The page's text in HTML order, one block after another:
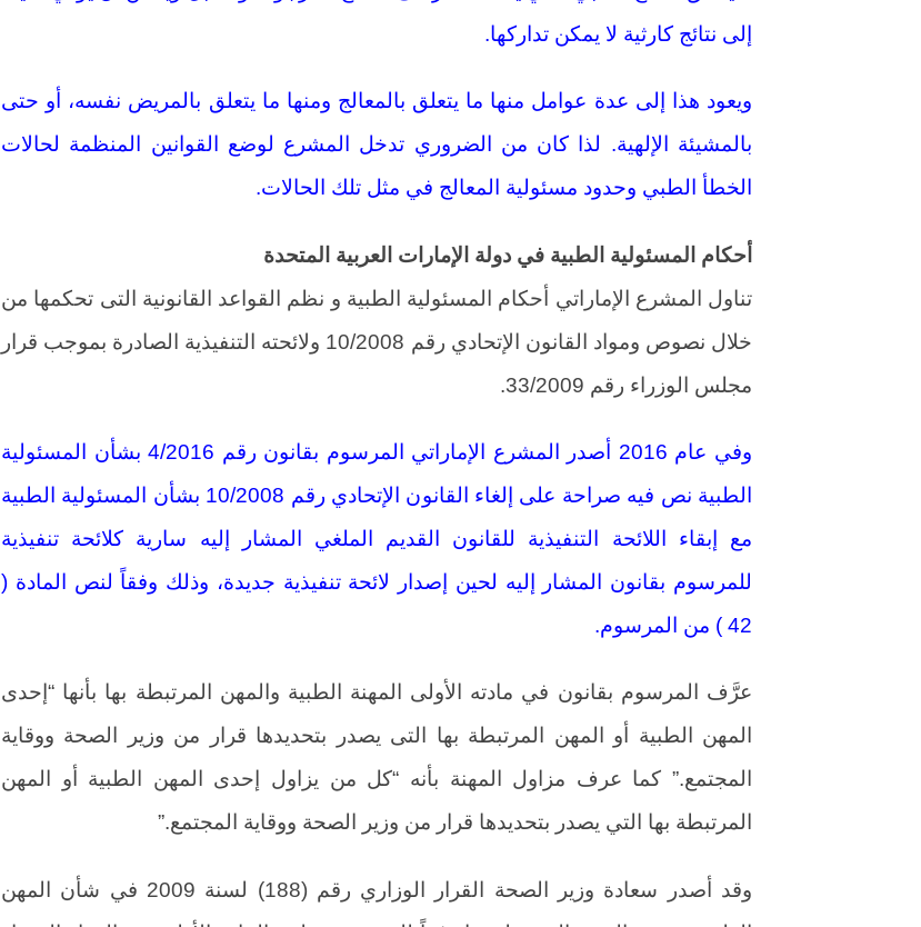
إلى نتائج كارثية لا يمكن تداركها.
ويعود هذا إلى عدة عوامل منها ما يتعلق بالمعالج ومنها ما يتعلق بالمريض نفسه، أو حتى
بالمشيئة الإلهية. لذا كان من الضروري تدخل المشرع لوضع القوانين المنظمة لحالات
الخطأ الطبي وحدود مسئولية المعالج في مثل تلك الحالات.
أحكام المسئولية الطبية في دولة الإمارات العربية المتحدة
تناول المشرع الإماراتي أحكام المسئولية الطبية و نظم القواعد القانونية التى تحكمها من
خلال نصوص ومواد القانون الإتحادي رقم 10/2008 ولائحته التنفيذية الصادرة بموجب قرار
مجلس الوزراء رقم 33/2009.
وفي عام 2016 أصدر المشرع الإماراتي المرسوم بقانون رقم 4/2016 بشأن المسئولية
الطبية نص فيه صراحة على إلغاء القانون الإتحادي رقم 10/2008 بشأن المسئولية الطبية
مع إبقاء اللائحة التنفيذية للقانون القديم الملغي المشار إليه سارية كلائحة تنفيذية
للمرسوم بقانون المشار إليه لحين إصدار لائحة تنفيذية جديدة، وذلك وفقاً لنص المادة (
42 ) من المرسوم.
عرَّف المرسوم بقانون في مادته الأولى المهنة الطبية والمهن المرتبطة بها بأنها “إحدى
المهن الطبية أو المهن المرتبطة بها التى يصدر بتحديدها قرار من وزير الصحة ووقاية
المجتمع.” كما عرف مزاول المهنة بأنه “كل من يزاول إحدى المهن الطبية أو المهن
المرتبطة بها التي يصدر بتحديدها قرار من وزير الصحة ووقاية المجتمع.”
وقد أصدر سعادة وزير الصحة القرار الوزاري رقم (188) لسنة 2009 في شأن المهن